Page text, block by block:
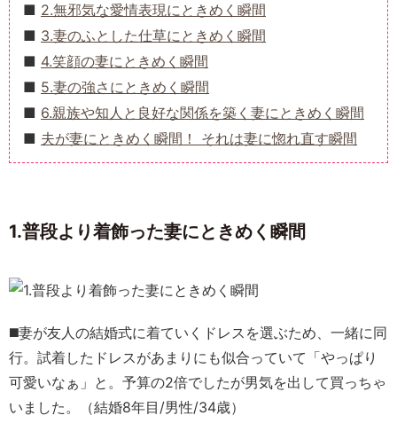
2.無邪気な愛情表現にときめく瞬間
3.妻のふとした仕草にときめく瞬間
4.笑顔の妻にときめく瞬間
5.妻の強さにときめく瞬間
6.親族や知人と良好な関係を築く妻にときめく瞬間
夫が妻にときめく瞬間！ それは妻に惚れ直す瞬間
1.普段より着飾った妻にときめく瞬間
◼️妻が友人の結婚式に着ていくドレスを選ぶため、一緒に同
行。試着したドレスがあまりにも似合っていて「やっぱり
可愛いなぁ」と。予算の2倍でしたが男気を出して買っちゃ
いました。（結婚8年目/男性/34歳）